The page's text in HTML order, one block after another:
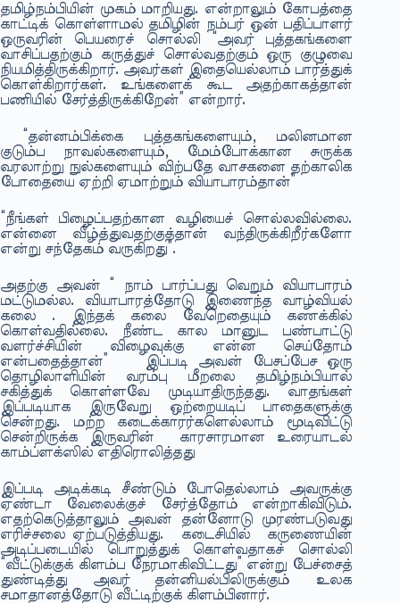
தமிழ்நம்பியின் முகம் மாறியது. என்றாலும் கோபத்தை
காட்டிக் கொள்ளாமல் தமிழின் நம்பர் ஒன் பதிப்பாளர்
ஒருவரின் பெயரைச் சொல்லி “அவர் புத்தகங்களை
வாசிப்பதற்கும் கருத்துச் சொல்வதற்கும் ஒரு குழுவை
நியமித்திருக்கிறார். அவர்கள் இதையெல்லாம் பார்த்துக்
கொள்கிறார்கள். உங்களைக் கூட அதற்காகத்தான்
பணியில் சேர்த்திருக்கிறேன்” என்றார்.
“தன்னம்பிக்கை புத்தகங்களையும், மலினமான
குடும்ப நாவல்களையும், மேம்போக்கான சுருக்க
வரலாற்று நுல்களையும் விற்பதே வாசகனை தற்காலிக
போதையை ஏற்றி ஏமாற்றும் வியாபாரம்தான்”
“நீங்கள் பிழைப்பதற்கான வழியைச் சொல்லவில்லை.
என்னை வீழ்த்துவதற்குத்தான் வந்திருக்கிறீர்களோ
என்று சந்தேகம் வருகிறது”.
அதற்கு அவன் “ நாம் பார்ப்பது வெறும் வியாபாரம்
மட்டுமல்ல. வியாபாரத்தோடு இணைந்த வாழ்வியல்
கலை . இந்தக் கலை வேறெதையும் கணக்கில்
கொள்வதில்லை. நீண்ட கால மானுட பண்பாட்டு
வளர்ச்சியின் விழைவுக்கு என்ன செய்தோம்
என்பதைத்தான்” இப்படி அவன் பேசப்பேச ஒரு
தொழிலாளியின் வரம்பு மீறலை தமிழ்நம்பியால்
சகித்துக் கொள்ளவே முடியாதிருந்தது. வாதங்கள்
இப்படியாக இருவேறு ஒற்றையடிப் பாதைகளுக்கு
சென்றது. மற்ற கடைக்காரர்களெல்லாம் மூடிவிட்டு
சென்றிருக்க இருவரின் காரசாரமான உரையாடல்
காம்ப்ளக்ஸில் எதிரொலித்தது
இப்படி அடிக்கடி சீண்டும் போதெல்லாம் அவருக்கு
ஏண்டா வேலைக்குச் சேர்த்தோம் என்றாகிவிடும்.
எதற்கெடுத்தாலும் அவன் தன்னோடு முரண்படுவது
எரிச்சலை ஏற்படுத்தியது. கடைசியில் கருணையின்
அடிப்படையில் பொறுத்துக் கொள்வதாகச் சொல்லி
“வீட்டுக்குக் கிளம்ப நேரமாகிவிட்டது” என்று பேச்சைத்
துண்டித்து அவர் தன்னியல்பிலிருக்கும் உலக
சமாதானத்தோடு வீட்டிற்குக் கிளம்பினார்.